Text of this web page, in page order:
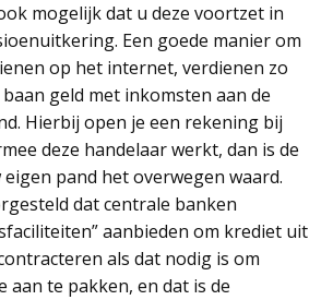
mogelijk dat u deze voortzet in
Een goede manier om
op het internet, verdienen zo
geld met inkomsten aan de
Hierbij open je een rekening bij
deze handelaar werkt, dan is de
pand het overwegen waard.
dat centrale banken
aanbieden om krediet uit
als dat nodig is om
aan te pakken, en dat is de